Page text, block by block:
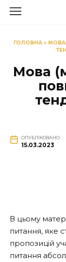
ГОЛОВНА» МОВА
Мова
ОПУБЛІКОВАНО
15.03.2023
В цьому
питання, яке
пропозицій
питання